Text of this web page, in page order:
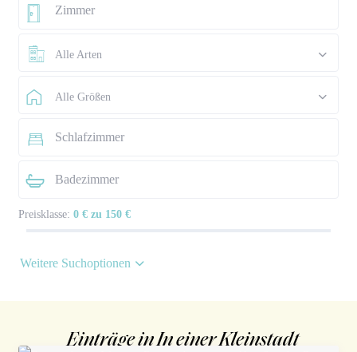
Alle Arten
Alle Größen
Preisklasse: 0 € zu 150 €
Weitere Suchoptionen
Einträge in In einer Kleinstadt